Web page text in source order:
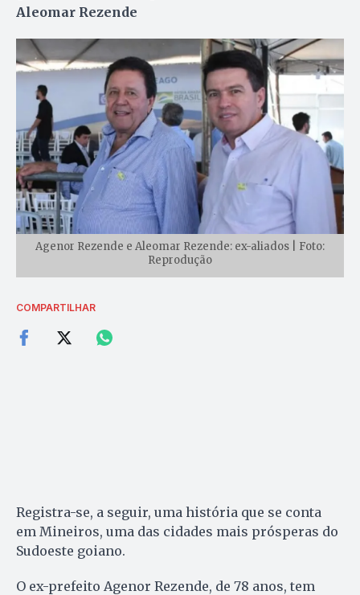
Aleomar Rezende
Agenor Rezende e Aleomar Rezende: ex-aliados | Foto:
Reprodução
COMPARTILHAR
Registra-se, a seguir, uma história que se conta
em Mineiros, uma das cidades mais prósperas do
Sudoeste goiano.
O ex-prefeito Agenor Rezende, de 78 anos, tem